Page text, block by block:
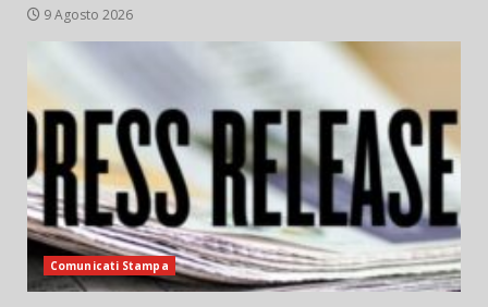
9 Agosto 2026
Comunicati Stampa